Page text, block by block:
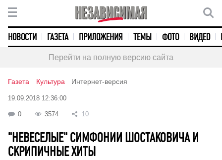
НОВОСТИ ГАЗЕТА ПРИЛОЖЕНИЯ ТЕМЫ ФОТО ВИДЕО
Перейти на полную версию сайта
Газета Культура Интернет-версия
19.09.2018 12:36:00
0 3574 10
"НЕВЕСЕЛЫЕ" СИМФОНИИ ШОСТАКОВИЧА И
СКРИПИЧНЫЕ ХИТЫ